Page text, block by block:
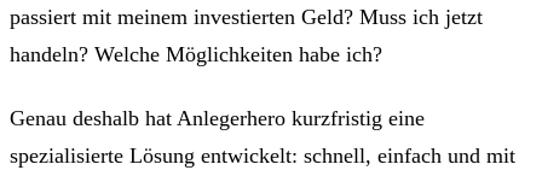
passiert mit meinem investierten Geld? Muss ich jetzt
handeln? Welche Möglichkeiten habe ich?
Genau deshalb hat Anlegerhero kurzfristig eine
spezialisierte Lösung entwickelt: schnell, einfach und mit